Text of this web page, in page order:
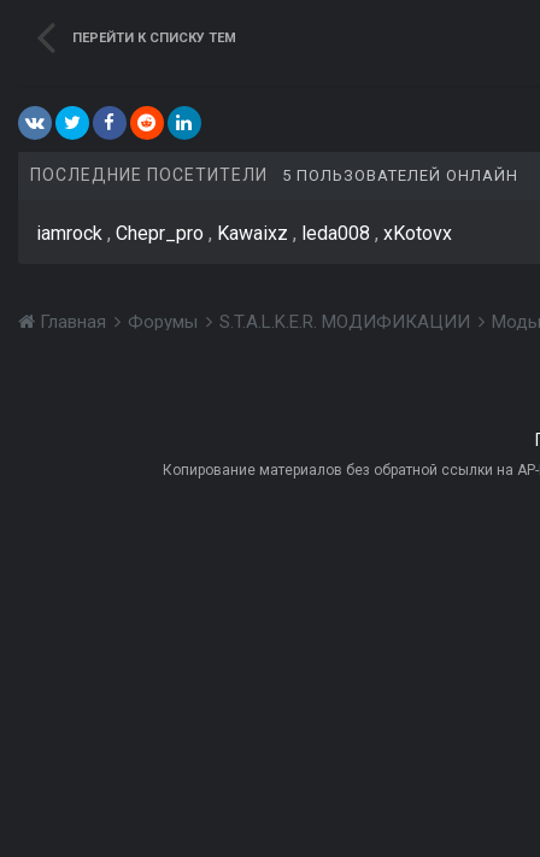
ПЕРЕЙТИ К СПИСКУ ТЕМ
ПОСЛЕДНИЕ ПОСЕТИТЕЛИ 5 ПОЛЬЗОВАТЕЛЕЙ ОНЛАЙН
iamrock Chepr_pro Kawaixz leda008 xKotovx
Главная Форумы S.T.A.L.K.E.R. МОДИФИКАЦИИ
Копирование материалов без обратной ссылки на